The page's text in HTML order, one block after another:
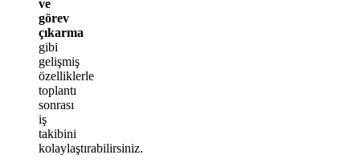
ve
görev
çıkarma
gibi
gelişmiş
özelliklerle
toplantı
sonrası
iş
takibini
kolaylaştırabilirsiniz.